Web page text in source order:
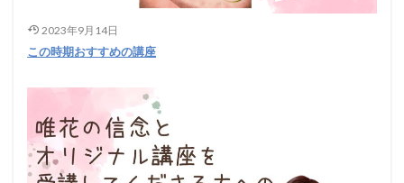
2023年9月14日
この時期おすすめの講座